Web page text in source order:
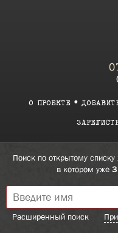
О ПРОЕКТЕ
Поиск по открытому
в котором уже
Расширенный поиск